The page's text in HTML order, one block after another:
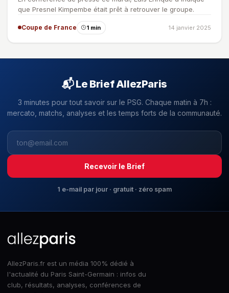
que Presnel Kimpembe était prêt à retrouver le groupe.
Coupe de France 1 min 14 janvier 2025
📬 Le Brief AllezParis
3 minutes pour tout savoir sur le PSG. Chaque matin à 7h :
mercato, matchs, analyses et les temps forts de la communauté.
Recevoir le Brief
1 e-mail par jour · gratuit · zéro spam
AllezParis.fr est un média 100% dédié à
l'actualité du Paris Saint-Germain : infos du
club, résultats, analyses, conférences de